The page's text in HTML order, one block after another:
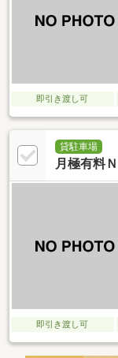
即引き渡し可
貸駐車場
月極有料
即引き渡し可